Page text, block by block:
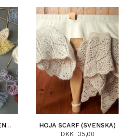
ELVIRA ENGEL (SVENSKA)
HOJA SCARF (SVENSKA)
DKK 35,00